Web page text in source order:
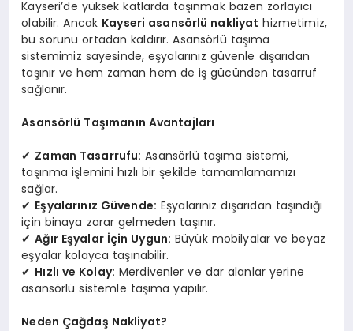
Kayseri’de yüksek katlarda taşınmak bazen zorlayıcı
olabilir. Ancak Kayseri asansörlü nakliyat hizmetimiz,
bu sorunu ortadan kaldırır. Asansörlü taşıma
sistemimiz sayesinde, eşyalarınız güvenle dışarıdan
taşınır ve hem zaman hem de iş gücünden tasarruf
sağlanır.
Asansörlü Taşımanın Avantajları
✔ Zaman Tasarrufu: Asansörlü taşıma sistemi,
taşınma işlemini hızlı bir şekilde tamamlamamızı
sağlar.
✔ Eşyalarınız Güvende: Eşyalarınız dışarıdan taşındığı
için binaya zarar gelmeden taşınır.
✔Ağır Eşyalar İçin Uygun: Büyük mobilyalar ve beyaz
eşyalar kolayca taşınabilir.
✔ Hızlı ve Kolay: Merdivenler ve dar alanlar yerine
asansörlü sistemle taşıma yapılır.
Neden Çağdaş Nakliyat?